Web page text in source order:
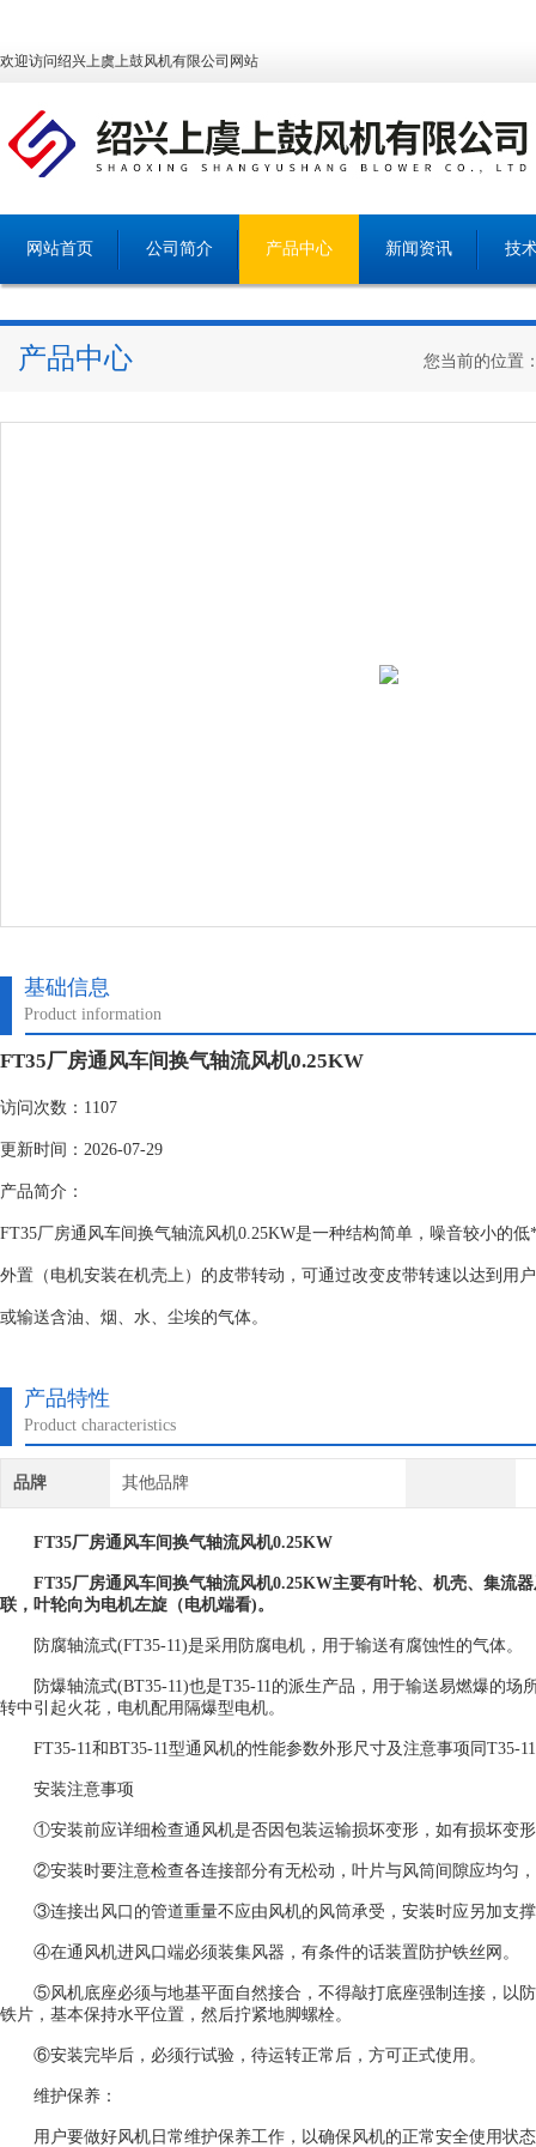
欢迎访问绍兴上虞上鼓风机有限公司网站
网站首页 公司简介 产品中心 新闻资讯 技
产品中心 您当前的位置
基础信息
Product information
FT35厂房通风车间换气轴流风机0.25KW
访问次数：1107
更新时间：2026-07-29
产品简介：
FT35厂房通风车间换气轴流风机0.25KW是一种结构简单，噪音较小的
外置（电机安装在机壳上）的皮带转动，可通过改变皮带转速以达到用
或输送含油、烟、水、尘埃的气体。
产品特性
Product characteristics
品牌 其他品牌
FT35厂房通风车间换气轴流风机0.25KW
FT35厂房通风车间换气轴流风机0.25KW主要有叶轮、机壳、集流
联，叶轮向为电机左旋（电机端看)。
防腐轴流式(FT35-11)是采用防腐电机，用于输送有腐蚀性的气体。
防爆轴流式(BT35-11)也是T35-11的派生产品，用于输送易燃爆的场
转中引起火花，电机配用隔爆型电机。
FT35-11和BT35-11型通风机的性能参数外形尺寸及注意事项同T35-
安装注意事项
①安装前应详细检查通风机是否因包装运输损坏变形，如有损坏变形
②安装时要注意检查各连接部分有无松动，叶片与风筒间隙应均匀，
③连接出风口的管道重量不应由风机的风筒承受，安装时应另加支
④在通风机进风口端必须装集风器，有条件的话装置防护铁丝网。
⑤风机底座必须与地基平面自然接合，不得敲打底座强制连接，以防
铁片，基本保持水平位置，然后拧紧地脚螺栓。
⑥安装完毕后，必须行试验，待运转正常后，方可正式使用。
维护保养：
用户要做好风机日常维护保养工作，以确保风机的正常安全使用状